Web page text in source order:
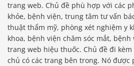
trang web. Chủ đề phù hợp với các
khỏe, bệnh viện, trung tâm tư vấn
thuật thẩm mỹ, phòng xét nghiệm y
khoa, bệnh viện chăm sóc mắt, bệnh
trang web hiệu thuốc. Chủ đề đi
chủ có các trang bên trong. Nó